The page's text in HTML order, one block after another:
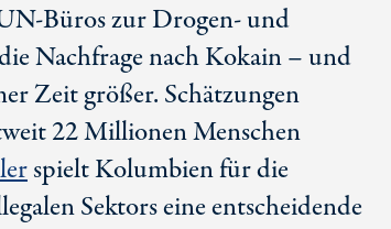
Büroszur Drogen- und
Nachfrage nach Kokain – und
Zeit größer. Schätzungen
22 MillionenMenschen
spielt Kolumbien für die
Sektors eine entscheidende